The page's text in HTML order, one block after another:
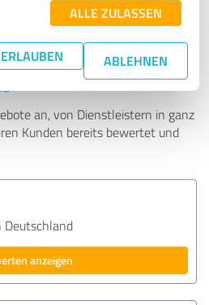
ALLE ZULASSEN
ABLEHNEN
Experten finden - mit
an, von Dienstleistern in ganz
Kunden bereits bewertet und
Deutschland
anzeigen